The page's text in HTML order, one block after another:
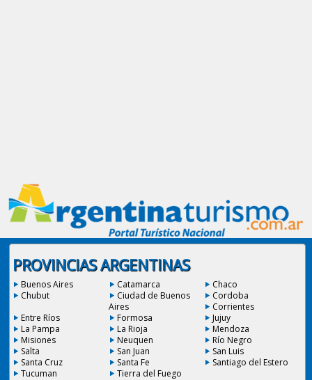
PROVINCIAS ARGENTINAS
Buenos Aires Catamarca
Chaco
Chubut
Ciudad de Buenos
Aires
Cordoba
Corrientes
Entre Ríos
Formosa
Jujuy
La Pampa
La Rioja
Mendoza
Misiones
Neuquen
Río Negro
Salta
San Juan
San Luis
Santa Cruz
Santa Fe
Santiago del Estero
Tucuman
Tierra del Fuego